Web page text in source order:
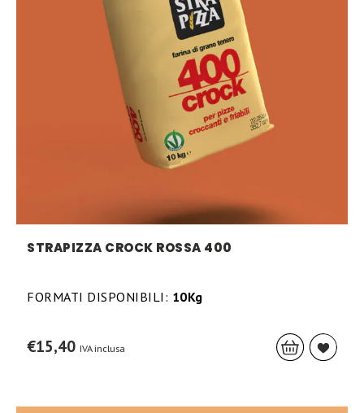
STRAPIZZA CROCK ROSSA 400
FORMATI DISPONIBILI: 10Kg
€15,40 IVA inclusa